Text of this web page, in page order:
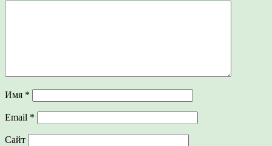
Имя *
Email *
Сайт